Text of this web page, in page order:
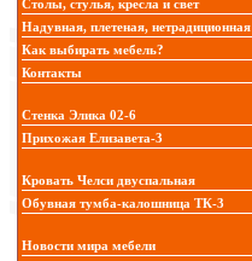
Столы, стулья, кресла и свет
Надувная, плетеная, нетрадиционная
Как выбирать мебель?
Контакты
Стенка Элика 02-6
Прихожая Елизавета-3
Кровать Челси двуспальная
Обувная тумба-калошница ТК-3
Новости мира мебели